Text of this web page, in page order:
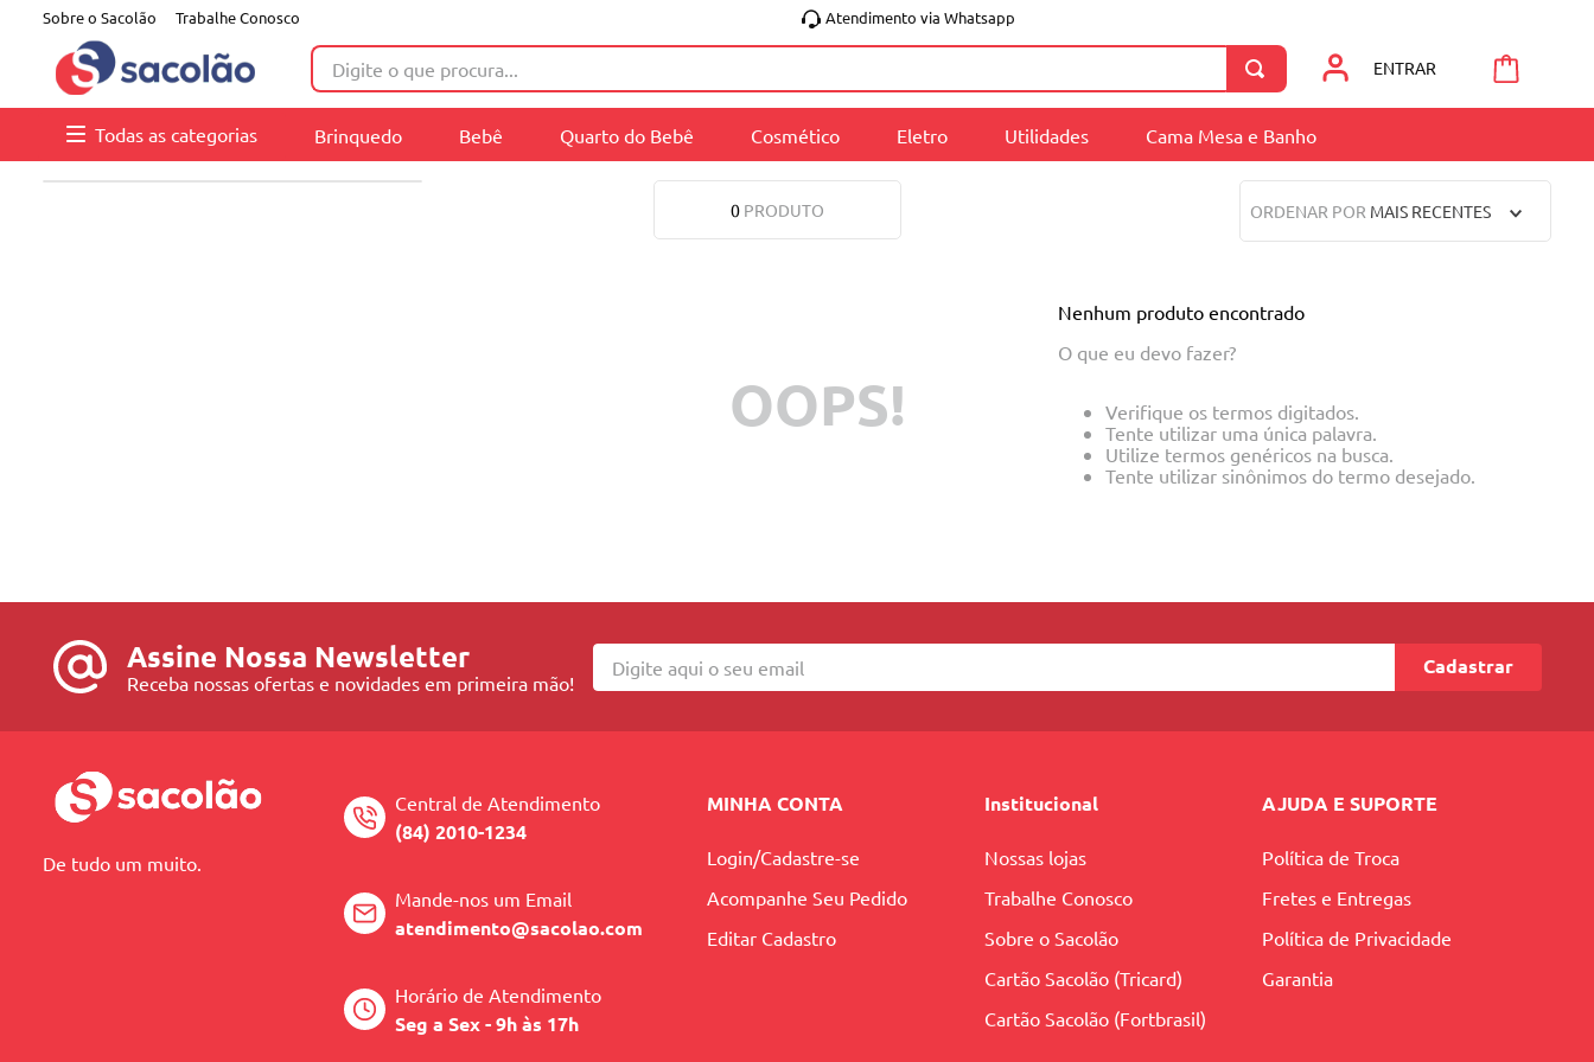
Sobre o Sacolão Trabalhe Conosco Atendimento via Whatsapp
Digite o que procura...
ENTRAR
Todas as categorias Brinquedo Bebê Quarto do Bebê Cosmético Eletro Utilidades Cama Mesa e Banho
0 PRODUTO ORDENAR POR MAIS RECENTES
OOPS!
Nenhum produto encontrado
O que eu devo fazer?
Verifique os termos digitados.
Tente utilizar uma única palavra.
Utilize termos genéricos na busca.
Tente utilizar sinônimos do termo desejado.
Assine Nossa Newsletter
Receba nossas ofertas e novidades em primeira mão!
Cadastrar
De tudo um muito.
Central de Atendimento
(84) 2010-1234
Mande-nos um Email
atendimento@sacolao.com
Horário de Atendimento
Seg a Sex - 9h às 17h
MINHA CONTA
Login/Cadastre-se
Acompanhe Seu Pedido
Editar Cadastro
Institucional
Nossas lojas
Trabalhe Conosco
Sobre o Sacolão
Cartão Sacolão (Tricard)
Cartão Sacolão (Fortbrasil)
AJUDA E SUPORTE
Política de Troca
Fretes e Entregas
Política de Privacidade
Garantia